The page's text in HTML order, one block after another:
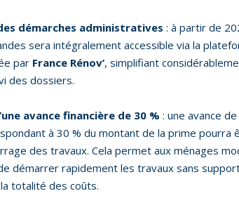
démarches administratives : à partir de
sera intégralement accessible via la
par France Rénov’, simplifiant
des dossiers.
avance financière de 30 % : une avance de
à 30 % du montant de la prime pourra
des travaux. Cela permet aux ménages
démarrer rapidement les travaux sans
totalité des coûts.